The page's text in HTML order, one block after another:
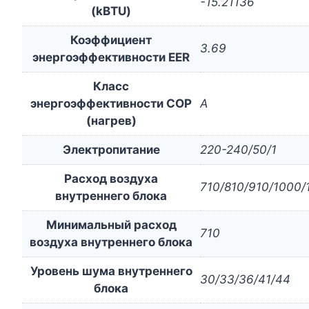
(kBTU)
Коэффициент
энергоэффективности EER
3.69
Класс
энергоэффективности COP
(нагрев)
A
Электропитание 220-240/50/1
Расход воздуха
внутреннего блока
710/810/910/1000/
Минимальный расход
воздуха внутреннего блока
710
Уровень шума внутреннего
блока
30/33/36/41/44